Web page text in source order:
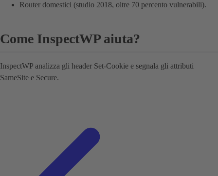
Router domestici (studio 2018, oltre 70 percento vulnerabili).
Come InspectWP aiuta?
InspectWP analizza gli header Set-Cookie e segnala gli attributi
SameSite e Secure.